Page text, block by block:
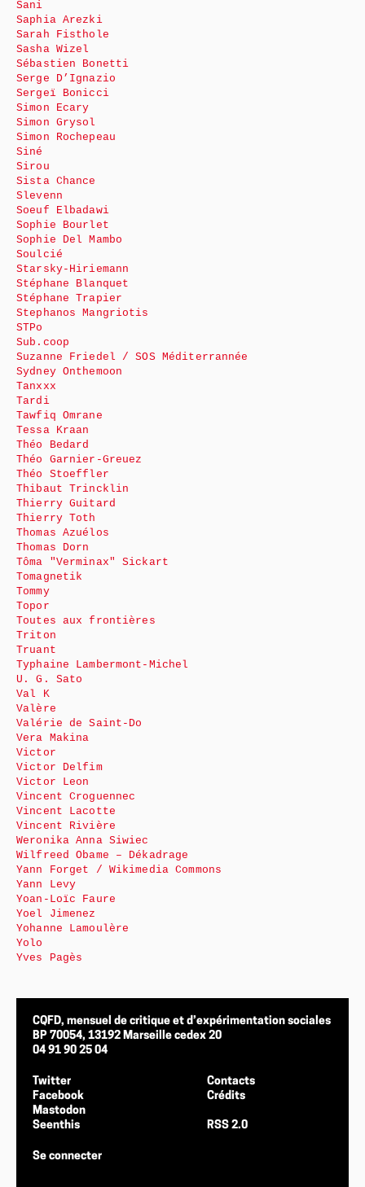
Sani
Saphia Arezki
Sarah Fisthole
Sasha Wizel
Sébastien Bonetti
Serge D’Ignazio
Sergeï Bonicci
Simon Ecary
Simon Grysol
Simon Rochepeau
Siné
Sirou
Sista Chance
Slevenn
Soeuf Elbadawi
Sophie Bourlet
Sophie Del Mambo
Soulcié
Starsky-Hiriemann
Stéphane Blanquet
Stéphane Trapier
Stephanos Mangriotis
STPo
Sub.coop
Suzanne Friedel / SOS Méditerrannée
Sydney Onthemoon
Tanxxx
Tardi
Tawfiq Omrane
Tessa Kraan
Théo Bedard
Théo Garnier-Greuez
Théo Stoeffler
Thibaut Trincklin
Thierry Guitard
Thierry Toth
Thomas Azuélos
Thomas Dorn
Tôma "Verminax" Sickart
Tomagnetik
Tommy
Topor
Toutes aux frontières
Triton
Truant
Typhaine Lambermont-Michel
U. G. Sato
Val K
Valère
Valérie de Saint-Do
Vera Makina
Victor
Victor Delfim
Victor Leon
Vincent Croguennec
Vincent Lacotte
Vincent Rivière
Weronika Anna Siwiec
Wilfreed Obame – Dékadrage
Yann Forget / Wikimedia Commons
Yann Levy
Yoan-Loïc Faure
Yoel Jimenez
Yohanne Lamoulère
Yolo
Yves Pagès
CQFD, mensuel de critique et d’expérimentation sociales
BP 70054, 13192 Marseille cedex 20
04 91 90 25 04
Twitter
Facebook
Mastodon
Seenthis
Contacts
Crédits
RSS 2.0
Se connecter